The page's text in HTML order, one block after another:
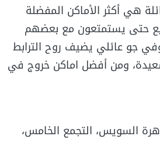
هي أكثر الأماكن المفضلة
حتى يستمتعون مع بعضهم
جو عائلي يضيف روح الترابط
ومن أفضل اماكن خروج في
السويس، التجمع الخامس،